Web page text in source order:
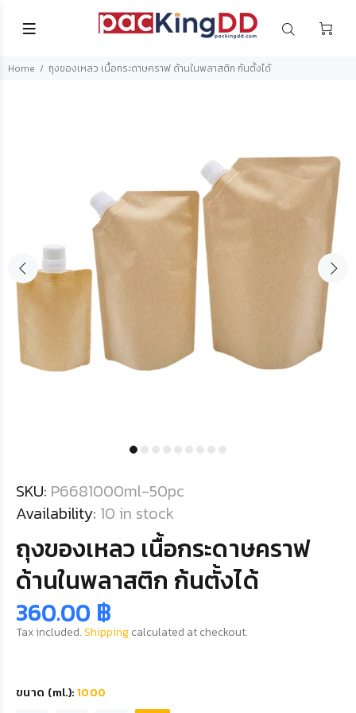
Home ถุงของเหลว เนื้อกระดาษคราฟ ด้านในพลาสติก ก้นตั้งได้
SKU: P6681000ml-50pc
Availability: 10 in stock
ถุงของเหลว เนื้อกระดาษคราฟ
ด้านในพลาสติก ก้นตั้งได้
360.00 ฿
Tax included.Shippingcalculated at checkout.
ขนาด (ml.):1000